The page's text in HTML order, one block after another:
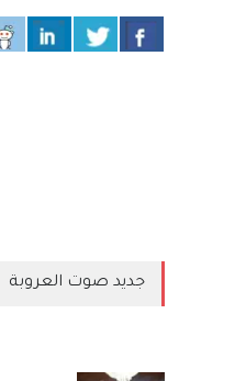
جديد صوت العروبة